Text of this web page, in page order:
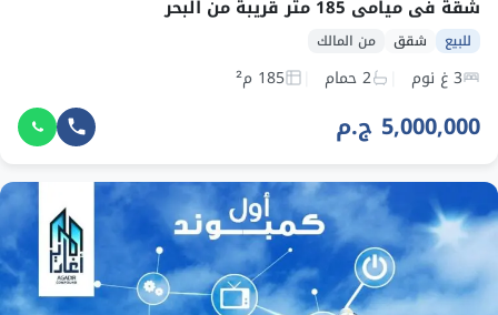
شقة في ميامي 185 متر قريبة من البحر
للبيع شقق من المالك
3 غ نوم 2 حمام 185 م²
5,000,000 ج.م